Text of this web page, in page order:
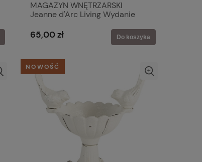
MAGAZYN WNĘTRZARSKI
Jeanne d'Arc Living Wydanie
65,00 zł Do koszyka
NOWOŚĆ